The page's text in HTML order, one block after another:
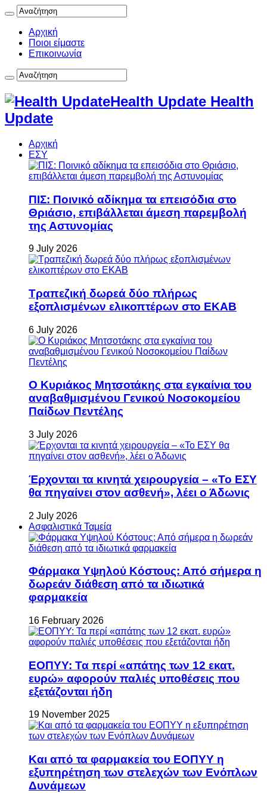
Αρχική
Ποιοι είμαστε
Επικοινωνία
Health Update Health
Update
Αρχική
ΕΣΥ
ΠΙΣ: Ποινικό αδίκημα τα επεισόδια στο
Θριάσιο, επιβάλλεται άμεση παρεμβολή
της Αστυνομίας
9 July 2026
Τραπεζική δωρεά δύο πλήρως
εξοπλισμένων ελικοπτέρων στο ΕΚΑΒ
6 July 2026
Ο Κυριάκος Μητσοτάκης στα εγκαίνια του
αναβαθμισμένου Γενικού Νοσοκομείου
Παίδων Πεντέλης
3 July 2026
Έρχονται τα κινητά χειρουργεία – «Το ΕΣΥ
θα πηγαίνει στον ασθενή», λέει ο Άδωνις
2 July 2026
Ασφαλιστικά Ταμεία
Φάρμακα Υψηλού Κόστους: Από σήμερα η
δωρεάν διάθεση από τα ιδιωτικά
φαρμακεία
16 February 2026
ΕΟΠΥΥ: Τα περί «απάτης των 12 εκατ.
ευρώ» αφορούν παλιές υποθέσεις που
εξετάζονται ήδη
19 November 2025
Και από τα φαρμακεία του ΕΟΠΥΥ η
εξυπηρέτηση των στελεχών των Ενόπλων
Δυνάμεων